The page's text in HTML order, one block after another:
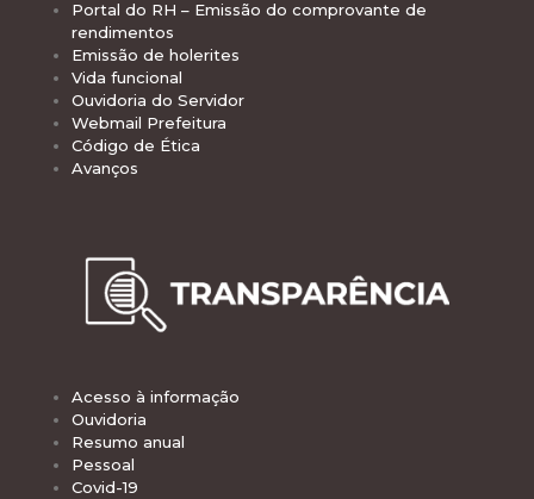
Portal do RH – Emissão do comprovante de
rendimentos
Emissão de holerites
Vida funcional
Ouvidoria do Servidor
Webmail Prefeitura
Código de Ética
Avanços
Acesso à informação
Ouvidoria
Resumo anual
Pessoal
Covid-19